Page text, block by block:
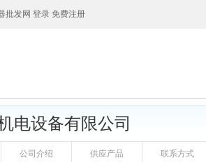
批发网 登录 免费注册
电设备有限公司
公司介绍 供应产品 联系方式